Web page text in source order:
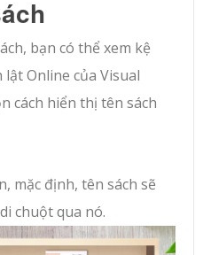
bạn có thể xem kệ
Online của Visual
cách hiển thị tên sách
mặc định, tên sách sẽ
chuột qua nó.